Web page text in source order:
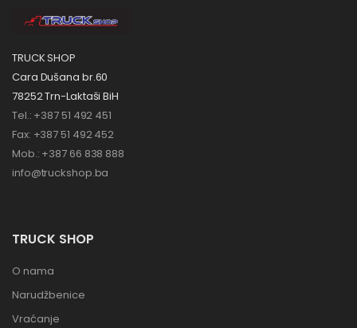
TRUCK SHOP
Cara Dušana br.60
78252 Trn-Laktaši BiH
Tel.: +387 51 492 451
Fax: +387 51 492 452
Mob.: +387 66 838 888
info@truckshop.ba
TRUCK SHOP
O nama
Narudžbenice
Vraćanje